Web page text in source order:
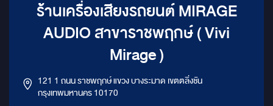
ร้านเครื่องเสียงรถยนต์ MIRAGE
AUDIO สาขาราชพฤกษ์ ( Vivi
Mirage )
121 1 ถนน ราชพฤกษ์ แขวง บางระมาด เขตตลิ่งชัน
กรุงเทพมหานคร 10170